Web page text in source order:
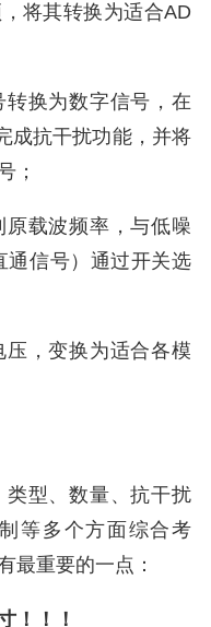
将其转换为适合AD
换为数字信号，在
成抗干扰功能，并将
；
载波频率，与低噪
通信号）通过开关选
，变换为适合各模
型、数量、抗干扰
等多个方面综合考
最重要的一点：
！！！